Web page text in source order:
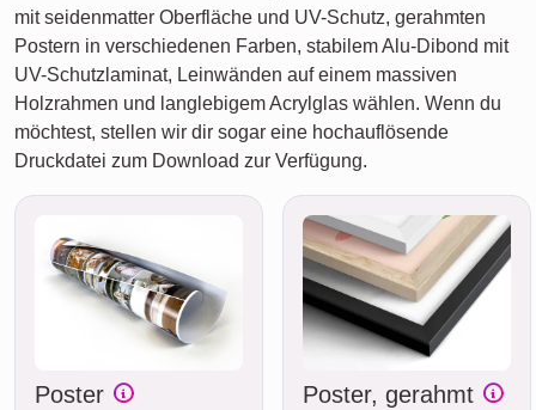
mit seidenmatter Oberfläche und UV-Schutz, gerahmten
Postern in verschiedenen Farben, stabilem Alu-Dibond mit
UV-Schutzlaminat, Leinwänden auf einem massiven
Holzrahmen und langlebigem Acrylglas wählen. Wenn du
möchtest, stellen wir dir sogar eine hochauflösende
Druckdatei zum Download zur Verfügung.
Poster Poster, gerahmt